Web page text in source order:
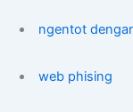
ngentot
web phising